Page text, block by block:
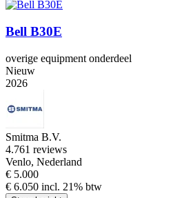
Bell B30E
overige equipment onderdeel
Nieuw
2026
Smitma B.V.
4.761 reviews
Venlo, Nederland
€ 5.000
€ 6.050 incl. 21% btw